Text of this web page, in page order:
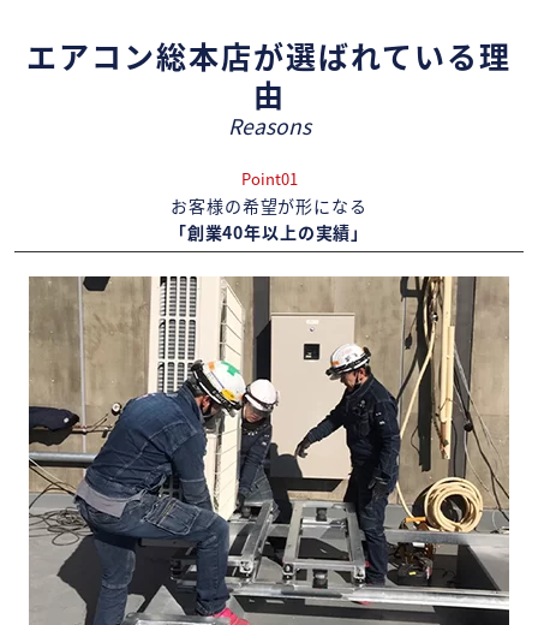
エアコン総本店が選ばれている理
由
Reasons
Point01
お客様の希望が形になる
「創業40年以上の実績」